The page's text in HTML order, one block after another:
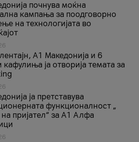
почнува моќна
кампања за поодговорно
на технологијата во
A1 Македонија и 6
кафулиња ја отворија темата за
ја претставува
функционалност „
пријател“ за А1 Алфа